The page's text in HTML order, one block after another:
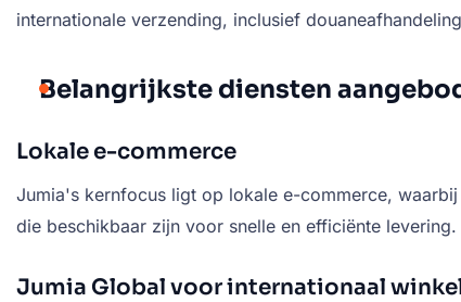
internationale verzending, inclusief
Belangrijkste diensten
Lokale e-commerce
Jumia's kernfocus ligt op lokale e-commerce,
die beschikbaar zijn voor snelle en efficiënte levering.
Jumia Global voor internationaal